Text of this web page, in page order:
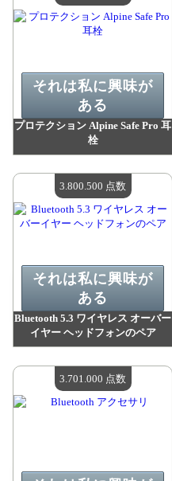
プロテクション Alpine Safe Pro 耳
栓
利用可能な数量：4
それは私に興味が
ある
Bluetooth 5.3 ワイヤレス オーバー
イヤー ヘッドフォンのペア
利用可能な数量：4
それは私に興味が
ある
3.800.500 点数
3.701.000 点数